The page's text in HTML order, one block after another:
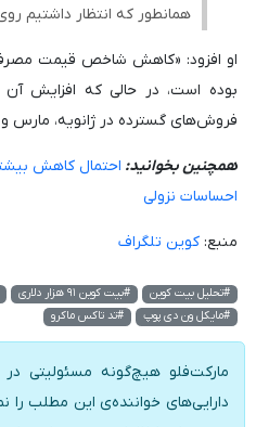
همانطور که انتظار داشتیم روی عدد ۳.۳ درصد
او افزود: «کاهش شاخص قیمت
بوده است، در حالی که افزایش
فروش‌های گسترده در ژانویه، مارس
همچنین بخوانید: احتمال کاهش
احساسات نزولی
منبع:کوین تلگراف
#تحلیل بیت کوین #بیت کوین ۹۱ هزار دلاری
#مایکل ون دی پوپ
#تد تاکس ماکرو
مارکت‌فلو هیچ‌گونه مسئولیتی در
دارایی‌های خواننده‌ی این مطلب را